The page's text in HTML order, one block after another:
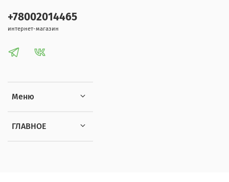
Меню
ГЛАВНОЕ
+78002014465
интернет-магазин